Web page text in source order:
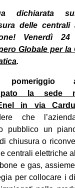
MOBILITAZIONI
SPAZI
MOVIMENTI
AMBIENTE
ANTIFASCISMO
DIRITTO
MIGRAZIONI
dichiarata
delle centrali
Venerdì 24
Globale per la
.
pomeriggio
la sede
in via
che
pubblico un
chiusura o
centrali elettriche
e gas,
per collocare i